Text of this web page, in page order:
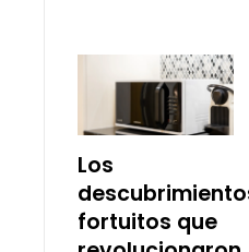
Los
fortuitos que